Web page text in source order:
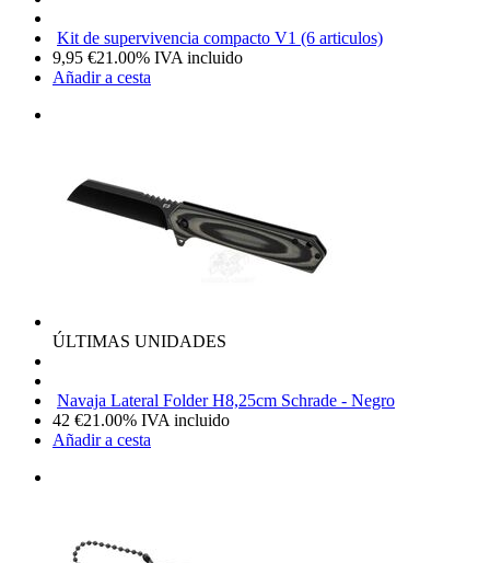
Kit de supervivencia compacto V1 (6 articulos)
9,95 €21.00% IVA incluido
Añadir a cesta
ÚLTIMAS UNIDADES
Navaja Lateral Folder H8,25cm Schrade - Negro
42 €21.00% IVA incluido
Añadir a cesta